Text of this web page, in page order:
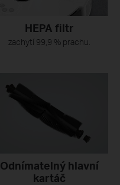
HEPA filtr
zachytí 99,9 % prachu.
Odnímatelný hlavní
kartáč